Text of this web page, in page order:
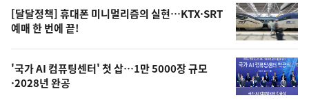
영
상
오
[달달정책] 휴대폰 미니멀리즘의 실현…KTX·SRT
예매 한 번에 끝!
'국가 AI 컴퓨팅센터' 첫 삽…1만 5000장 규모
·2028년 완공